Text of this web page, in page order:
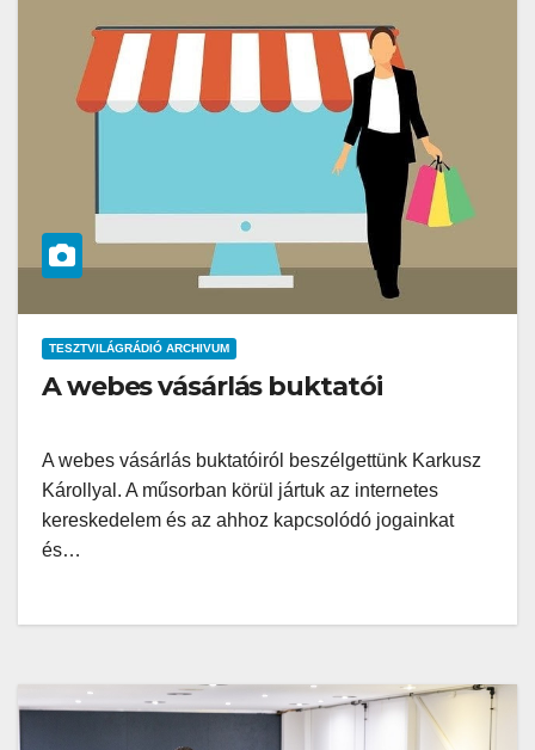
TESZTVILÁGRÁDIÓ ARCHIVUM
A webes vásárlás buktatói
A webes vásárlás buktatóiról beszélgettünk Karkusz
Károllyal. A műsorban körül jártuk az internetes
kereskedelem és az ahhoz kapcsolódó jogainkat
és…